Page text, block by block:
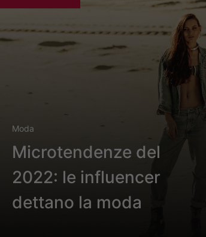
Moda
Microtendenze del
2022: le influencer
dettano la moda